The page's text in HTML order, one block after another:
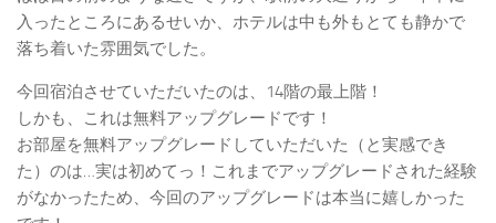
入ったところにあるせいか、ホテルは中も外もとても静かで
落ち着いた雰囲気でした。
今回宿泊させていただいたのは、14階の最上階！
しかも、これは無料アップグレードです！
お部屋を無料アップグレードしていただいた（と実感でき
た）のは…実は初めてっ！これまでアップグレードされた経験
がなかったため、今回のアップグレードは本当に嬉しかった